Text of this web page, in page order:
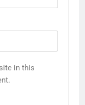
in this